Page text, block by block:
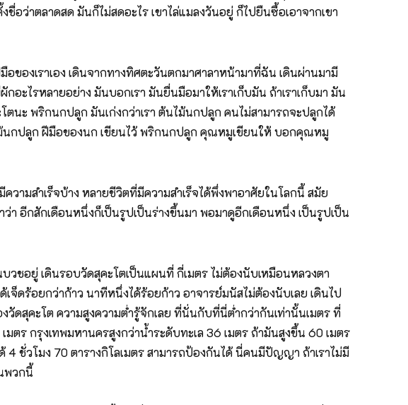
ว่าตลาดสด มันก็ไม่สดอะไร เขาไล่แมลงวันอยู่ ก็ไปยืนซื้อเอาจากเขา
งเราเอง เดินจากทางทิศตะวันตกมาศาลาหน้ามาที่ฉัน เดินผ่านมามี
ะไรหลายอย่าง มันบอกเรา มันยื่นมือมาให้เราเก็บมัน ถ้าเราเก็บมา มัน
นะ พริกนกปลูก มันเก่งกว่าเรา ต้นไม้นกปลูก คนไม่สามารถจะปลูกได้
ไม้นกปลูก ฝีมือของนก เขียนไว้ พริกนกปลูก คุณหมูเขียนให้ บอกคุณหมู
มสำเร็จบ้าง หลายชีวิตที่มีความสำเร็จได้พึ่งพาอาศัยในโลกนี้ สมัย
อีกสักเดือนหนึ่งก็เป็นรูปเป็นร่างขึ้นมา พอมาดูอีกเดือนหนึ่ง เป็นรูปเป็น
อยู่ เดินรอบวัดสุคะโตเป็นแผนที่ กี่เมตร ไม่ต้องนับเหมือนหลวงตา
จ็ดร้อยกว่าก้าว นาทีหนึ่งได้ร้อยก้าว อาจารย์มนัสไม่ต้องนับเลย เดินไป
ดสุคะโต ความสูงความต่ำรู้จักเลย ที่นั่นกับที่นี่ต่ำกว่ากันเท่านั้นเมตร ที่
ร กรุงเทพมหานครสูงกว่าน้ำระดับทะเล 36 เมตร ถ้ามันสูงขึ้น 60 เมตร
4 ชั่วโมง 70 ตารางกิโลเมตร สามารถป้องกันได้ นี่คนมีปัญญา ถ้าเราไม่มี
พวกนี้